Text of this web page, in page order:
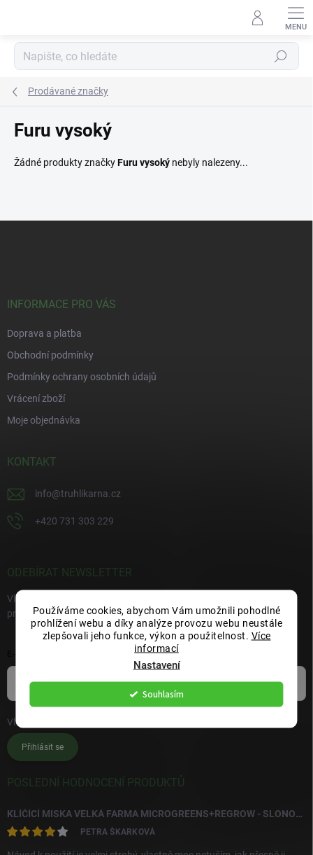
Používáme cookies, abychom Vám umožnili pohodlné
prohlížení webu a díky analýze provozu webu neustále
zlepšovali jeho funkce, výkon a použitelnost. Více
informací
Nastavení
Souhlasím
Hledat
Prodávané značky
Furu vysoký
Žádné produkty značkyFuru vysoký nebyly nalezeny...
INFORMACE PRO VÁS
Doprava a platba
Obchodní podmínky
Podmínky ochrany osobních údajů
Vrácení zboží
Moje objednávka
KONTAKT
info@truhlikarna.cz
+420 731 303 229
ODEBÍRAT NEWSLETTER
Vložte svůj e-mail a my vám budeme zasílat informace o nových
produktech na našem e-shopu.
Vložením e-mailu souhlasíte s podmínkami ochrany osobních údajů
Přihlásit se
POSLEDNÍ HODNOCENÍ PRODUKTŮ
KLÍČÍCÍ MISKA VELKÁ FARMA MICROGREENS+REGROW - SLONOVÁ KOST
PETRA ŠKARKOVÁ